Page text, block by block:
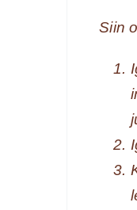
Siin